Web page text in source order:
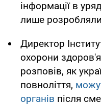
інформації в
лише
Директор
охорони
розповів, як
повноліття,
органів після